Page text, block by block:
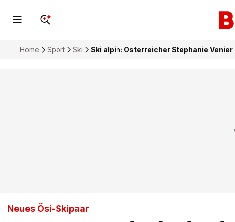
Home Sport Ski Ski alpin: Österreicher Stephanie
Neues Ösi-Skipaar